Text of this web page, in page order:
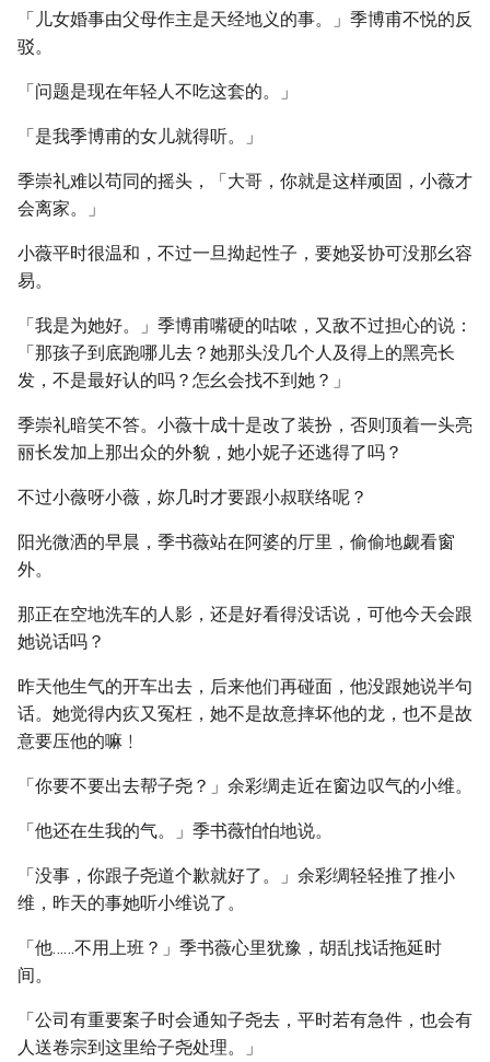
「儿女婚事由父母作主是天经地义的事。」季博甫不悦的反
驳。
「问题是现在年轻人不吃这套的。」
「是我季博甫的女儿就得听。」
季崇礼难以苟同的摇头，「大哥，你就是这样顽固，小薇才
会离家。」
小薇平时很温和，不过一旦拗起性子，要她妥协可没那幺容
易。
「我是为她好。」季博甫嘴硬的咕哝，又敌不过担心的说：
「那孩子到底跑哪儿去？她那头没几个人及得上的黑亮长
发，不是最好认的吗？怎幺会找不到她？」
季崇礼暗笑不答。小薇十成十是改了装扮，否则顶着一头亮
丽长发加上那出众的外貌，她小妮子还逃得了吗？
不过小薇呀小薇，妳几时才要跟小叔联络呢？
阳光微洒的早晨，季书薇站在阿婆的厅里，偷偷地觑看窗
外。
那正在空地洗车的人影，还是好看得没话说，可他今天会跟
她说话吗？
昨天他生气的开车出去，后来他们再碰面，他没跟她说半句
话。她觉得内疚又冤枉，她不是故意摔坏他的龙，也不是故
意要压他的嘛﹗
「你要不要出去帮子尧？」余彩绸走近在窗边叹气的小维。
「他还在生我的气。」季书薇怕怕地说。
「没事，你跟子尧道个歉就好了。」余彩绸轻轻推了推小
维，昨天的事她听小维说了。
「他……不用上班？」季书薇心里犹豫，胡乱找话拖延时
间。
「公司有重要案子时会通知子尧去，平时若有急件，也会有
人送卷宗到这里给子尧处理。」